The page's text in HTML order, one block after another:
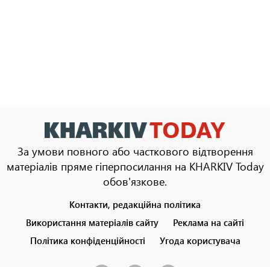
За умови повного або часткового відтворення
матеріалів пряме гіперпосилання на KHARKIV Today
обов'язкове.
menu
Контакти, редакційна політика
Використання матеріалів сайту
Реклама на сайті
Політика конфіденційності
Угода користувача